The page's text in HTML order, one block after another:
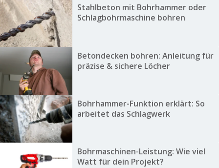
Stahlbeton mit Bohrhammer oder
Schlagbohrmaschine bohren
Betondecken bohren: Anleitung für
präzise & sichere Löcher
Bohrhammer-Funktion erklärt: So
arbeitet das Schlagwerk
Bohrmaschinen-Leistung: Wie viel
Watt für dein Projekt?